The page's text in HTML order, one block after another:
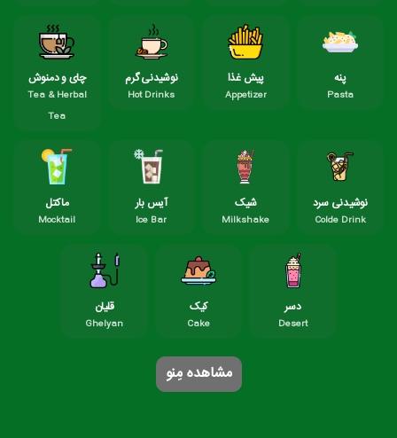
پنه
Pasta
پیش غذا
Appetizer
نوشیدنی گرم
Hot Drinks
چای و دمنوش
Tea & Herbal
Tea
نوشیدنی سرد
Colde Drink
شیک
Milkshake
آیس بار
Ice Bar
ماکتل
Mocktail
دسر
Desert
کیک
Cake
قلیان
Ghelyan
مشاهده مِنو